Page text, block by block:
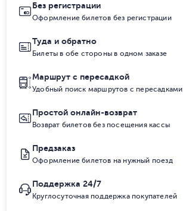
Без регистрации
Оформление билетов без регистрации
Туда и обратно
Билеты в обе стороны в одном заказе
Маршрут с пересадкой
Удобный поиск маршрутов с пересадками
Простой онлайн-возврат
Возврат билетов без посещения кассы
Предзаказ
Оформление билетов на нужный поезд
Поддержка 24/7
Круглосуточная поддержка покупателей